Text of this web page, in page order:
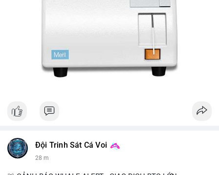
Đội Trinh Sát Cá Voi
28 m